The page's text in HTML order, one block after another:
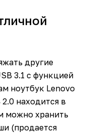
другие
3.1 с функцией
ноутбук Lenovo
находится в
можно хранить
(продается